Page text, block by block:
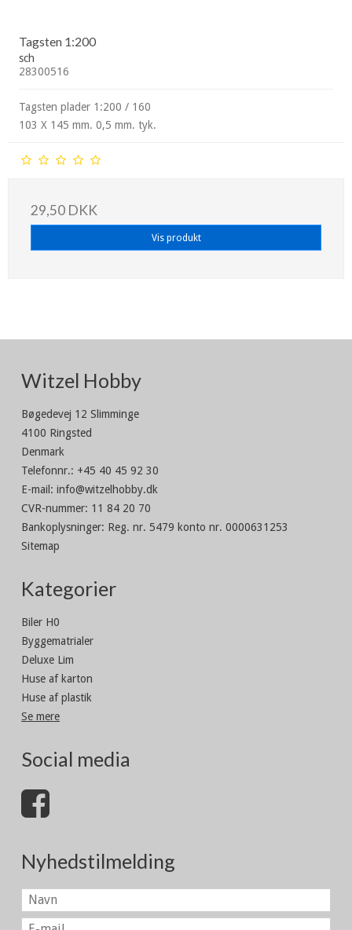
Tagsten 1:200
sch
28300516
Tagsten plader 1:200 / 160
103 X 145 mm. 0,5 mm. tyk.
29,50 DKK
Vis produkt
Witzel Hobby
Bøgedevej 12 Slimminge
4100 Ringsted
Denmark
Telefonnr.: +45 40 45 92 30
E-mail : info@witzelhobby.dk
CVR-nummer: 11 84 20 70
Bankoplysninger: Reg. nr. 5479 konto nr. 0000631253
Sitemap
Kategorier
Biler H0
Byggematrialer
Deluxe Lim
Huse af karton
Huse af plastik
Se mere
Social media
Nyhedstilmelding